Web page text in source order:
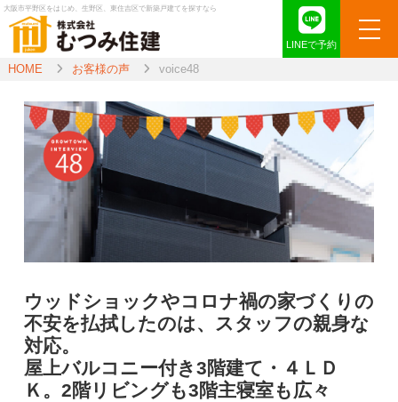
大阪市平野区をはじめ、生野区、東住吉区で新築戸建てを探すなら
LINEで予約
HOME お客様の声 voice48
ウッドショックやコロナ禍の家づくりの
不安を払拭したのは、スタッフの親身な
対応。
屋上バルコニー付き3階建て・４ＬＤ
Ｋ。2階リビングも3階主寝室も広々